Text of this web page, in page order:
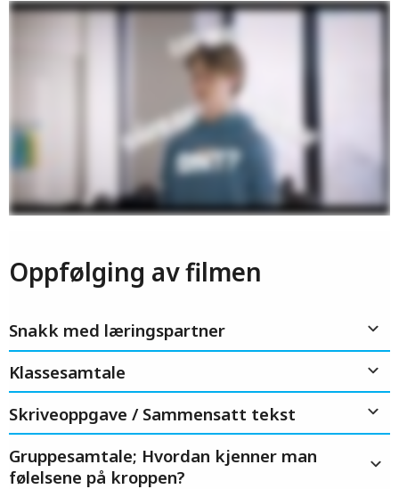
Oppfølging av filmen
Snakk med læringspartner
Klassesamtale
Skriveoppgave / Sammensatt tekst
Gruppesamtale; Hvordan kjenner man
følelsene på kroppen?